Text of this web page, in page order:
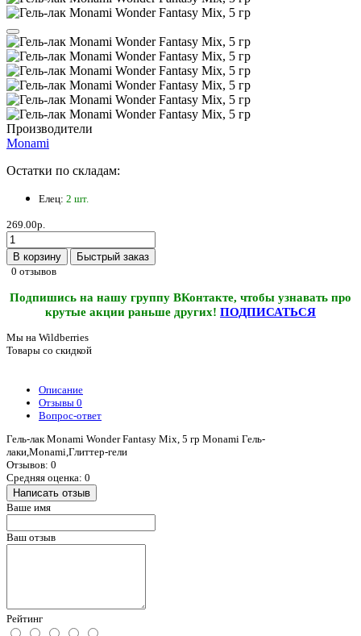
Производители
Monami
Остатки по складам:
Елец: 2 шт.
269.00р.
В корзину
Быстрый заказ
0 отзывов
Подпишись на нашу группу ВКонтакте, чтобы узнавать про
крутые акции раньше других! ПОДПИСАТЬСЯ
Мы на Wildberries
Товары со скидкой
Описание
Отзывы 0
Вопрос-ответ
Гель-лак Monami Wonder Fantasy Mix, 5 гр Monami Гель-
лаки,Monami,Глиттер-гели
Отзывов: 0
Средняя оценка: 0
Написать отзыв
Ваше имя
Ваш отзыв
Рейтинг